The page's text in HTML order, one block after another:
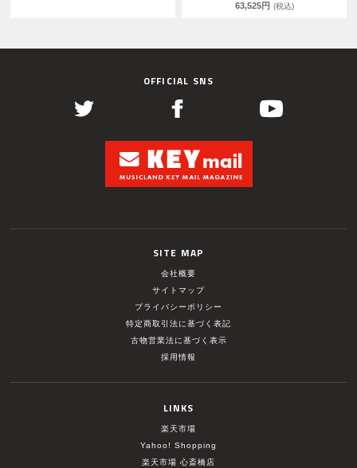
63,525円 (税込)
OFFICIAL SNS
SITE MAP
会社概要
サイトマップ
プライバシーポリシー
特定商取引法に基づく表記
古物営業法に基づく表示
採用情報
LINKS
楽天市場
Yahoo! Shopping
楽天市場 心斎橋店